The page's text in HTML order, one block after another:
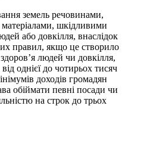
земель речовинами,
шкідливими
або довкілля, внаслідок
правил, якщо це створило
людей чи довкілля,
однієї до чотирьох тисяч
доходів громадян
обіймати певні посади чи
на строк до трьох